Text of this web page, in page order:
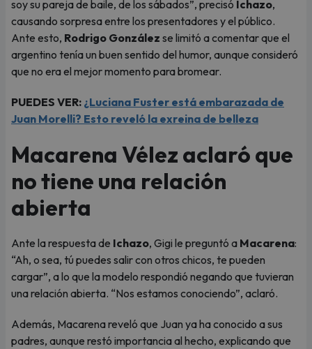
soy su pareja de baile, de los sábados”, precisó Ichazo,
causando sorpresa entre los presentadores y el público.
Ante esto, Rodrigo González se limitó a comentar que el
argentino tenía un buen sentido del humor, aunque consideró
que no era el mejor momento para bromear.
PUEDES VER: ¿Luciana Fuster está embarazada de
Juan Morelli? Esto reveló la exreina de belleza
Macarena Vélez aclaró que
no tiene una relación
abierta
Ante la respuesta de Ichazo, Gigi le preguntó a Macarena:
“Ah, o sea, tú puedes salir con otros chicos, te pueden
cargar”, a lo que la modelo respondió negando que tuvieran
una relación abierta. “Nos estamos conociendo”, aclaró.
Además, Macarena reveló que Juan ya ha conocido a sus
padres, aunque restó importancia al hecho, explicando que